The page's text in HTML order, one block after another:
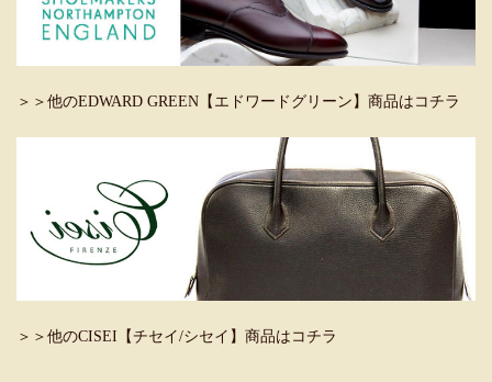
＞＞他のEDWARD GREEN【エドワードグリーン】商品はコチラ
＞＞他のCISEI【チセイ/シセイ】商品はコチラ